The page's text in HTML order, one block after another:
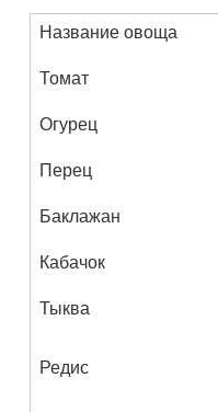
Название овоща
Томат
Огурец
Перец
Баклажан
Кабачок
Тыква
Редис